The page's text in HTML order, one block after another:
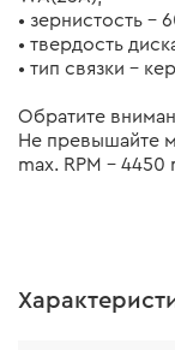
• зернистость –
• твердость
• тип связки –
Обратите
Не превышайте
max. RPM –